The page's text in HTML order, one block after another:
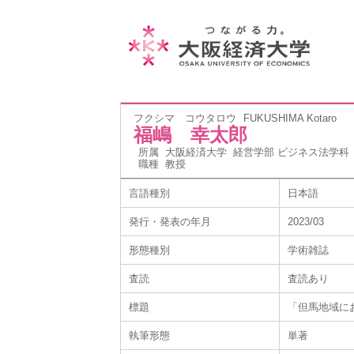
フクシマ コウタロウ FUKUSHIMA Kotaro
福嶋 幸太郎
所属 大阪経済大学 経営学部 ビジネス法学科
職種 教授
言語種別 日本語
発行・発表の年月 2023/03
形態種別 学術雑誌
査読 査読あり
標題 「但馬地域
執筆形態 単著